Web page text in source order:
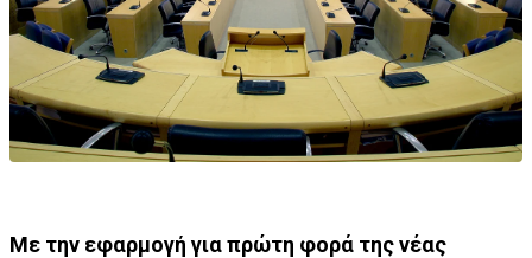
Με την εφαρμογή για πρώτη φορά της νέας